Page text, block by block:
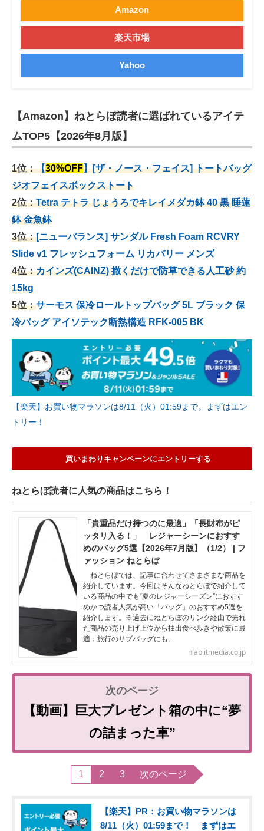
Amazon
楽天市場
Yahoo
【Amazon】ねとらぼ読者に選ばれているアイテ
ムTOP5【2026年8月版】
1位：【30%OFF】[ザ・ノース・フェイス] トートバッグ
ジオフェイスボックストート
2位：Tetra テトラ じょうろでキレイメダカ鉢 40 黒 睡蓮
鉢 金魚鉢
3位：[ニューバランス] サンダル Fresh Foam RCVRY
Slide v1 フレッシュフォーム リカバリー メンズ
4位：カインズ(CAINZ) 撒くだけで防草できる人工砂 約
15kg
5位：サーモス 保冷ロールトップバッグ 5L ブラック 保
冷バッグ アイソテック断熱構造 RFK-005 BK
【楽天】お買い物マラソンは8/11（火）01:59まで。まずはエン
トリー！
買いまわりキャンペーンにエントリーする
ねとらぼ読者に人気の商品はこちら！
「貴重品だけ持つのに最適」「長財布がピ
ッタリ入る！」 レジャーシーンにおすす
めのバッグ5選【2026年7月版】（1/2） | フ
ァッション ねとらぼ
ねとらぼでは、記事に合わせてさまざまな商品を
紹介しています。今回はそんなねとらぼで紹介して
いる商品の中でも“夏のレジャーシーズン”におすす
めかつ読者人気が高い「バッグ」のおすすめ5選を
紹介します。※過去にねとらぼのリンク経由で売れ
た商品の売り上げ上位から抽出食べ歩きや散策に最
適：旅行のサブバッグにも…
nlab.itmedia.co.jp
【動画】巨大プレゼント箱の中に“夢
の詰まった車”
1 2 3 次のページ
【楽天】PR：お買い物マラソンは
8/11（火）01:59まで！ まずはエ